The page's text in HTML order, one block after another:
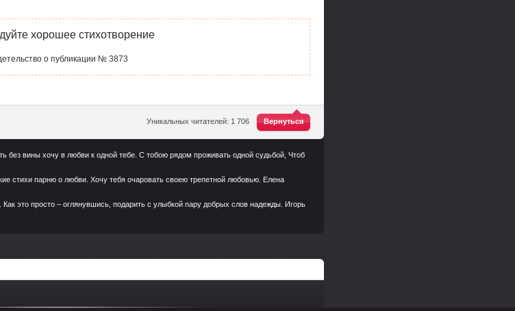
хорошее стихотворение
о публикации № 3873
Вернуться
Уникальных читателей: 1 706
без вины хочу в любви к одной тебе. С тобою рядом проживать одной судьбой, Чтоб
стихи парню о любви. Хочу тебя очаровать своею трепетной любовью. Елена
это просто – оглянувшись, подарить с улыбкой пару добрых слов надежды. Игорь